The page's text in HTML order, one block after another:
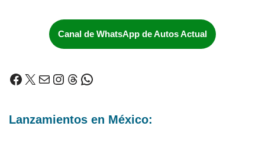
Canal de WhatsApp de Autos Actual
Lanzamientos en México: